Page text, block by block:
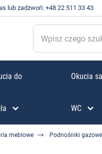
lub zadzwoń: +48 22 511 33 43
do Okucia
WC
meblowe Podnośniki